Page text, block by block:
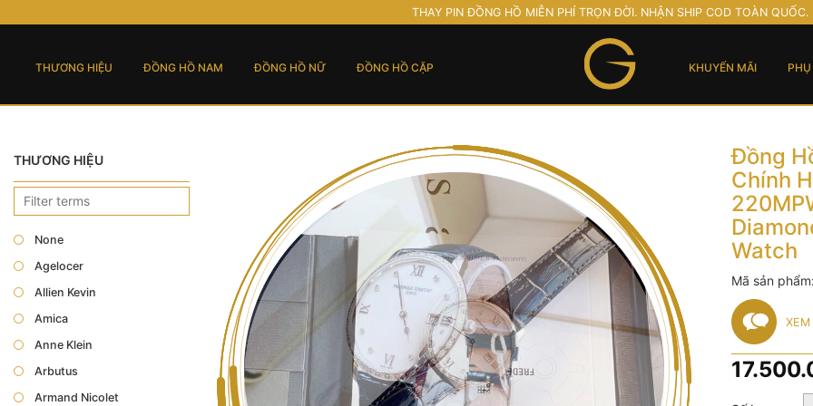
THAY PIN ĐỒNG HỒ MIỄN PHÍ TRỌN ĐỜI. NHẬN SHIP COD TOÀN QUỐC.
THƯƠNG HIỆU ĐỒNG HỒ NAM ĐỒNG HỒ NỮ ĐỒNG HỒ CẶP KHUYẾN MÃI
THƯƠNG HIỆU
None
Agelocer
Allien Kevin
Amica
Anne Klein
Arbutus
Armand Nicolet
Đồng
Chính
Watch
Mã sản phẩm:
XEM